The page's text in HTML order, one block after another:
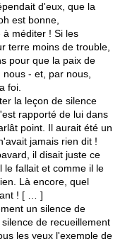
d'eux, que la
est bonne,
méditer ! Si les
terre moins de trouble,
pour que la paix de
- et, par nous,
foi.
la leçon de silence
rapporté de lui dans
point. Il aurait été un
jamais rien dit !
il disait juste ce
le fallait et comme il le
Là encore, quel
! [ … ]
un silence de
de recueillement
les yeux l'exemple de